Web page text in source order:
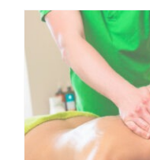
Vertrag widerrufen